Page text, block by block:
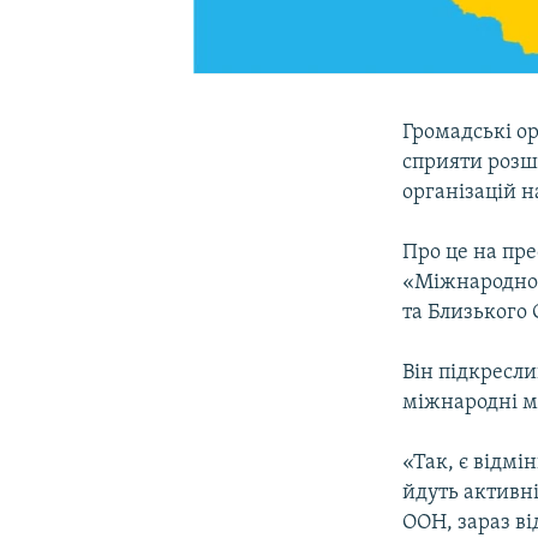
Громадські
сприяти
організацій
Про це на
та Близького
Він
міжнародні
«Так, є
йдуть
ООН, зараз